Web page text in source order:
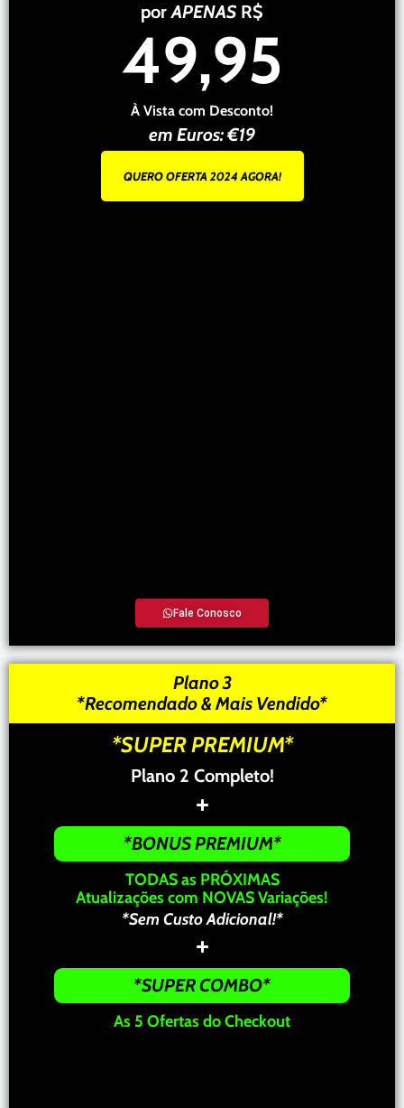
porAPENAS R$
49,95
À Vista com Desconto!
em Euros: €19
QUERO OFERTA 2024 AGORA!
Fale Conosco
Plano 3
*Recomendado & Mais Vendido*
*SUPER PREMIUM*
Plano 2 Completo!
*BONUS PREMIUM*
TODASas PRÓXIMAS
Atualizações com NOVAS Variações!
*Sem Custo Adicional!*
*SUPER COMBO*
As 5 Ofertas do Checkout